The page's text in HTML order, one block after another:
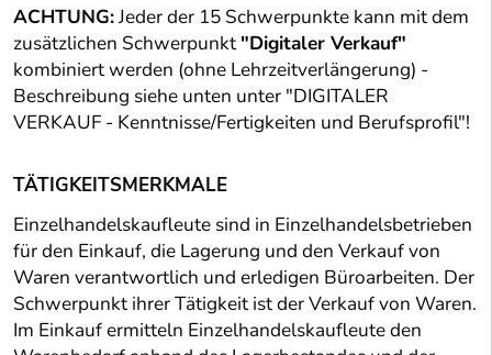
ACHTUNG:Jeder der 15 Schwerpunkte kann mit dem
zusätzlichen Schwerpunkt"Digitaler Verkauf"
kombiniert werden (ohne Lehrzeitverlängerung) -
Beschreibung siehe unten unter "DIGITALER
VERKAUF - Kenntnisse/Fertigkeiten und Berufsprofil"!
TÄTIGKEITSMERKMALE
Einzelhandelskaufleute sind in Einzelhandelsbetrieben
für den Einkauf, die Lagerung und den Verkauf von
Waren verantwortlich und erledigen Büroarbeiten. Der
Schwerpunkt ihrer Tätigkeit ist der Verkauf von Waren.
Im Einkauf ermitteln Einzelhandelskaufleute den